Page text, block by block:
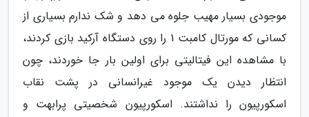
موجودی بسیار مهیب جلوه می دهد و شک ندارم بسیاری از
کسانی که مورتال کامبت 1 را روی دستگاه آرکید بازی کردند،
با مشاهده این فیتالیتی برای اولین بار جا خوردند، چون
انتظار دیدن یک موجود غیرانسانی در پشت نقاب
اسکورپیون را نداشتند. اسکورپیون شخصیتی پرابهت و